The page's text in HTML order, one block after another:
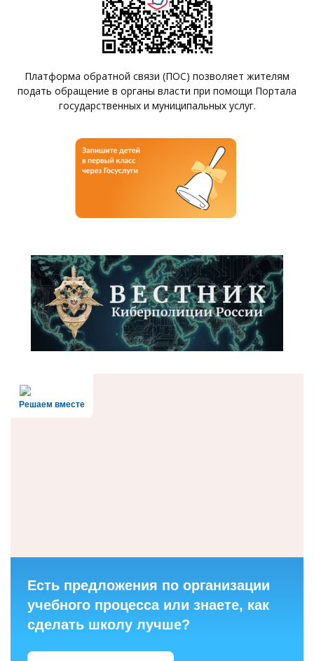
Платформа обратной связи (ПОС) позволяет жителям
подать обращение в органы власти при помощи Портала
государственных и муниципальных услуг.
Решаем вместе
Есть предложения по организации
учебного процесса или знаете, как
сделать школу лучше?